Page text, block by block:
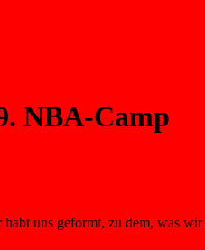
NBA-Camp
uns geformt, zu dem, was